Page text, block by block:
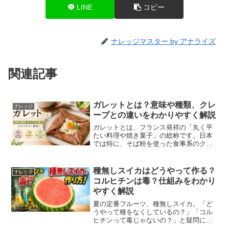
LINE コピー
ナレッジマスター by アナライズ
関連記事
ナレッジ
ガレットとは？意味や種類、クレ
ープとの違いをわかりやすく解説
ガレットとは、フランス発祥の「丸く平
たい料理や焼き菓子」の総称です。日本
では特に、そば粉を使った食事系のクレ
れています。本記事では、ガレットの意
味や由来、代表的な種類、...
ナレッジ
種無しスイカはどうやって作る？
コルヒチンは毒？仕組みをわかり
やすく解説
夏の定番フルーツ、種無しスイカ。「ど
うやって種をなくしているの？」「コル
ヒチンって毒じゃないの？」と疑問に思